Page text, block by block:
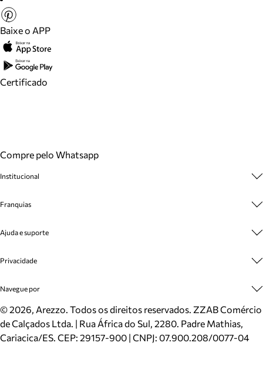
Baixe o APP
Certificado
Compre pelo Whatsapp
Institucional
Cashback
Venda Corporativa
Mapa do Site
Inverno
Mundo Arezzo
Franquias
Plano de Negócio
Ajuda e suporte
Cadastro
Meus Pedidos
Trocas e Devoluções
Cartão Presente
Localizador de lojas
Privacidade
Politica e Privacidade
Navegue por
Sapatos
Bolsas
Scarpins
©2026, Arezzo. Todos os direitos reservados. ZZAB Comércio
de Calçados Ltda. | Rua África do Sul, 2280. Padre Mathias,
Cariacica/ES. CEP: 29157-900 | CNPJ: 07.900.208/0077-04